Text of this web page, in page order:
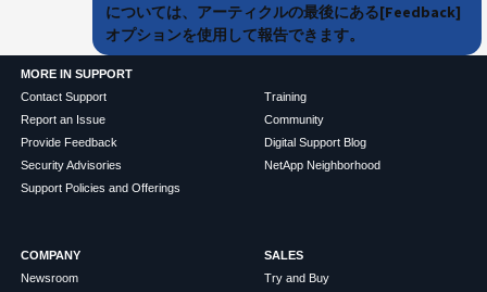
については、アーティクルの最後にある[Feedback]
オプションを使用して報告できます。
MORE IN SUPPORT
Contact Support
Report an Issue
Provide Feedback
Security Advisories
Support Policies and Offerings
Training
Community
Digital Support Blog
NetApp Neighborhood
COMPANY
Newsroom
SALES
Try and Buy